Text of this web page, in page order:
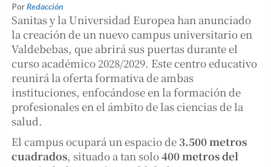
PorRedacción
Sanitas y la Universidad Europea han anunciado
la creación de un nuevo campus universitario en
Valdebebas, que abrirá sus puertas durante el
curso académico 2028/2029. Este centro educativo
reunirá la oferta formativa de ambas
instituciones, enfocándose en la formación de
profesionales en el ámbito de las ciencias de la
salud.
El campus ocupará un espacio de 3.500 metros
cuadrados, situado a tan solo400 metros del